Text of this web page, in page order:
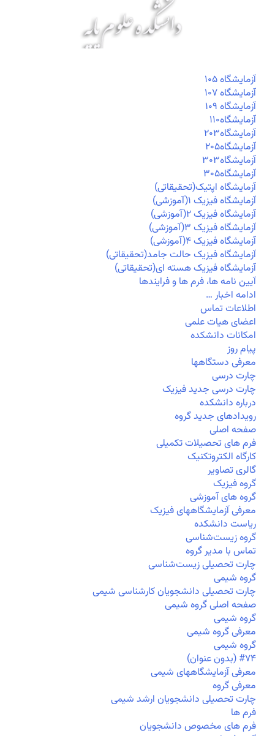
آزمايشگاه ۱۰۵
آزمايشگاه ۱۰۷
آزمايشگاه ۱۰۹
آزمايشگاه۱۱۰
آزمايشگاه۲۰۳
آزمايشگاه۲۰۵
آزمايشگاه۳۰۳
آزمايشگاه۳۰۵
آزمایشگاه اپتیک(تحقیقاتی)
آزمایشگاه فیزیک ۱(آموزشی)
آزمایشگاه فیزیک ۲(آموزشی)
آزمایشگاه فیزیک ۳(آموزشی)
آزمایشگاه فیزیک ۴(آموزشی)
آزمایشگاه فیزیک حالت جامد(تحقیقاتی)
آزمایشگاه فیزیک هسته ای(تحقیقاتی)
آیین نامه ها، فرم ها و فرایندها
ادامه اخبار …
اطلاعات تماس
اعضای هیات علمی
امکانات دانشکده
پیام روز
معرفی دستگاهها
چارت درسی
چارت درسی جدید فیزیک
درباره دانشکده
رویدادهای جدید گروه
صفحه اصلی
فرم های تحصیلات تکمیلی
کارگاه الکتروتکنیک
گالری تصاویر
گروه فیزیک
گروه های آموزشی
معرفی آزمایشگاههای فیزیک
ریاست دانشکده
گروه زیست‌شناسی
تماس با مدیر گروه
چارت تحصیلی زیست‌شناسی
گروه شیمی
چارت تحصیلی دانشجویان کارشناسی شیمی
صفحه اصلی گروه شیمی
گروه شیمی
معرفی گروه شیمی
گروه شیمی
#۷۴ (بدون عنوان)
معرفی آزمایشگاههای شیمی
معرفی گروه
چارت تحصیلی دانشجویان ارشد شیمی
فرم ها
فرم های مخصوص دانشجویان